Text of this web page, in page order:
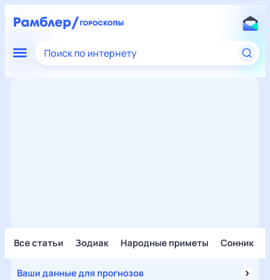
Поиск по интернету
Все статьи Зодиак Народные приметы Сонник
Ваши данные для прогнозов